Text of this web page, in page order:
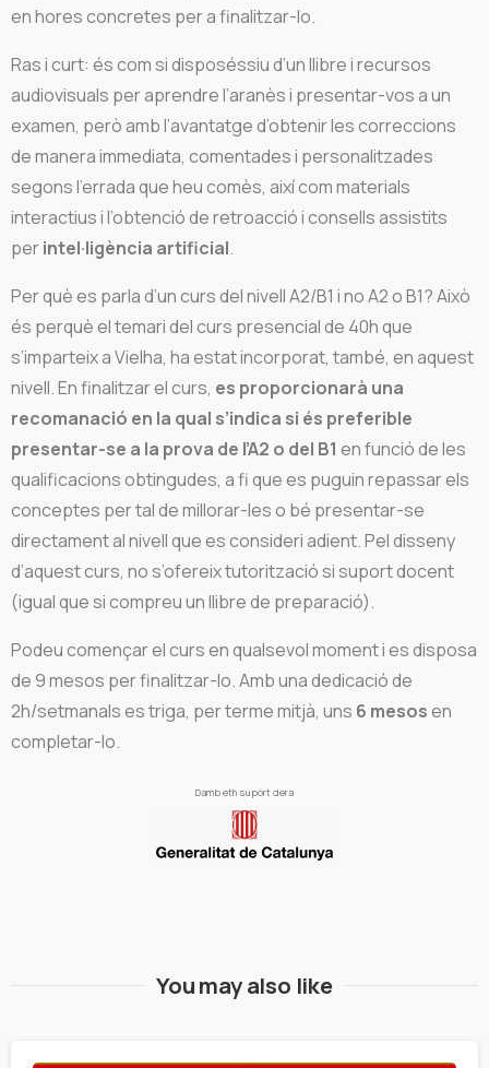
en hores concretes per a finalitzar-lo.
Ras i curt: és com si disposéssiu d’un llibre i recursos
audiovisuals per aprendre l’aranès i presentar-vos a un
examen, però amb l’avantatge d’obtenir les correccions
de manera immediata, comentades i personalitzades
segons l’errada que heu comès, així com materials
interactius i l’obtenció de retroacció i consells assistits
perintel·ligència artificial.
Per què es parla d’un curs del nivell A2/B1 i no A2 o B1? Això
és perquè el temari del curs presencial de 40h que
s’imparteix a Vielha, ha estat incorporat, també, en aquest
nivell. En finalitzar el curs, es proporcionarà una
recomanació en la qual s’indica si és preferible
presentar-se a la prova de l’A2 o del B1 en funció de les
qualificacions obtingudes, a fi que es puguin repassar els
conceptes per tal de millorar-les o bé presentar-se
directament al nivell que es consideri adient. Pel disseny
d’aquest curs, no s’ofereix tutorització si suport docent
(igual que si compreu un llibre de preparació).
Podeu començar el curs en qualsevol moment i es disposa
de 9 mesos per finalitzar-lo. Amb una dedicació de
2h/setmanals es triga, per terme mitjà, uns 6 mesosen
completar-lo.
Damb eth supòrt dera
You may also like